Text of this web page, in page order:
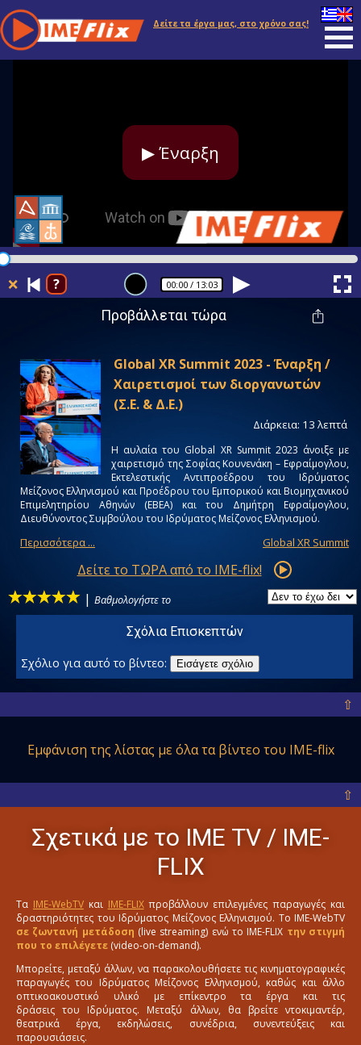
Δείτε τα έργα μας, στο χρόνο σας!
▶ Έναρξη
❌ ? 00:00 / 13:03
Προβάλλεται τώρα
Global XR Summit 2023 - Έναρξη /
Χαιρετισμοί των διοργανωτών
(Σ.Ε. & Δ.Ε.)
Διάρκεια: 13 λεπτά
Η αυλαία του Global XR Summit 2023 άνοιξε με
χαιρετισμό της Σοφίας Κουνενάκη – Εφραίμογλου,
Εκτελεστικής Αντιπροέδρου του Ιδρύματος
Μείζονος Ελληνισμού και Προέδρου του Εμπορικού και Βιομηχανικού
Επιμελητηρίου Αθηνών (ΕΒΕΑ) και του Δημήτρη Εφραίμογλου,
Διευθύνοντος Συμβούλου του Ιδρύματος Μείζονος Ελληνισμού.
Περισσότερα ... Global XR Summit
Δείτε το ΤΩΡΑ από το IME-flix!
| Βαθμολογήστε το
Σχόλια Επισκεπτών
Σχόλιο για αυτό το βίντεο: Εισάγετε σχόλιο
⇧
Εμφάνιση της λίστας με όλατα βίντεο του IME-flix
⇧
Σχετικά με το ΙΜΕ ΤV / IME-
FLIX
Τα IME-WebTVκαι IME-FLIXπροβάλλουν επιλεγμένες παραγωγές και
δραστηριότητες του Ιδρύματος Μείζονος Ελληνισμού. Το IME-WebTV
σε ζωντανή μετάδοση (live streaming) ενώ το IME-FLIX την στιγμή
που το επιλέγετε (video-on-demand).
Μπορείτε, μεταξύ άλλων, να παρακολουθήσετε τις κινηματογραφικές
παραγωγές του Ιδρύματος Μείζονος Ελληνισμού, καθώς και άλλο
οπτικοακουστικό υλικό με επίκεντρο τα έργα και τις
δράσεις του Ιδρύματος. Μεταξύ άλλων, θα βρείτε ντοκιμαντέρ,
θεατρικά έργα, εκδηλώσεις, συνέδρια, συνεντεύξεις και
παρουσιάσεις.